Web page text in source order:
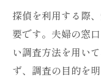
探偵を利用する際
要です。夫婦の窓
い調査方法を用い
ず、調査の目的を